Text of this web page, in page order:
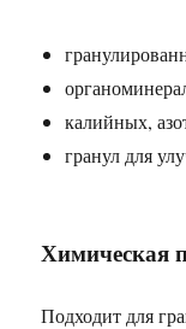
калийных,
гранул для
Химическая
Подходит для